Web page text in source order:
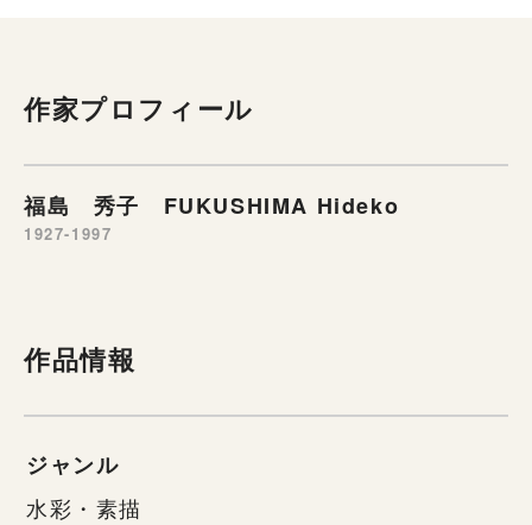
作家プロフィール
福島 秀子 FUKUSHIMA Hideko
1927-1997
作品情報
ジャンル
水彩・素描